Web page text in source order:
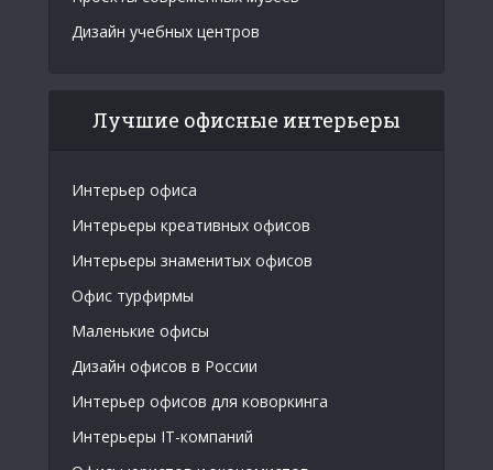
Дизайн учебных центров
Лучшие офисные интерьеры
Интерьер офиса
Интерьеры креативных офисов
Интерьеры знаменитых офисов
Офис турфирмы
Маленькие офисы
Дизайн офисов в России
Интерьер офисов для коворкинга
Интерьеры IT-компаний